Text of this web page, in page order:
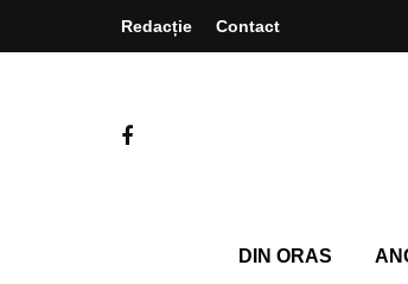
Redacție Contact
DIN ORAS